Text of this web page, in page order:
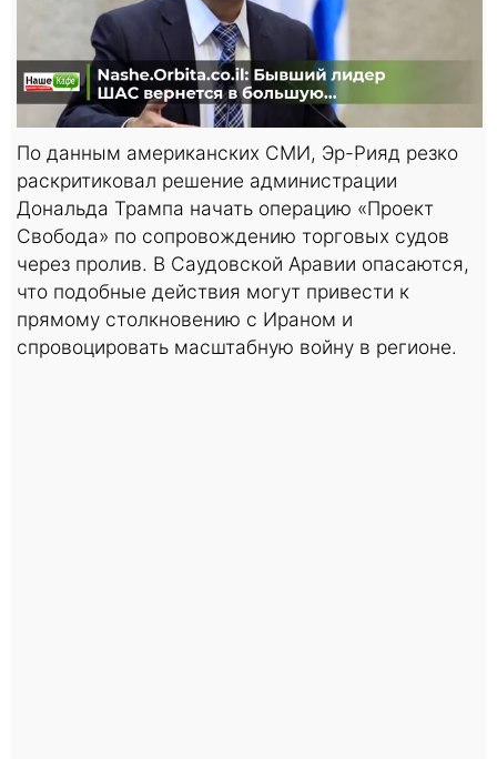
По данным американских СМИ, Эр-Рияд резко
раскритиковал решение администрации
Дональда Трампа начать операцию «Проект
Свобода» по сопровождению торговых судов
через пролив. В Саудовской Аравии опасаются,
что подобные действия могут привести к
прямому столкновению с Ираном и
спровоцировать масштабную войну в регионе.